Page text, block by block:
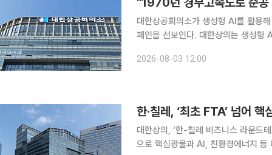
대한상공회의소가 생성형 AI를 활용
페인을 선보인다. 대한상의는 생성형 AI 기술을 활용해 사용자가 대한민국 경제성장의 역사적 현장
혔다. 4일부터 진행되는 이번 캠페
2026-08-03 12:00
한·칠레, ‘최초 FTA’ 넘어
대한상의, ‘한-칠레 비즈니스 라운드테이블’ 개최 한국과 칠레 경제계가 자
으로 핵심광물과 AI, 친환경에너지 등 미래산업 협